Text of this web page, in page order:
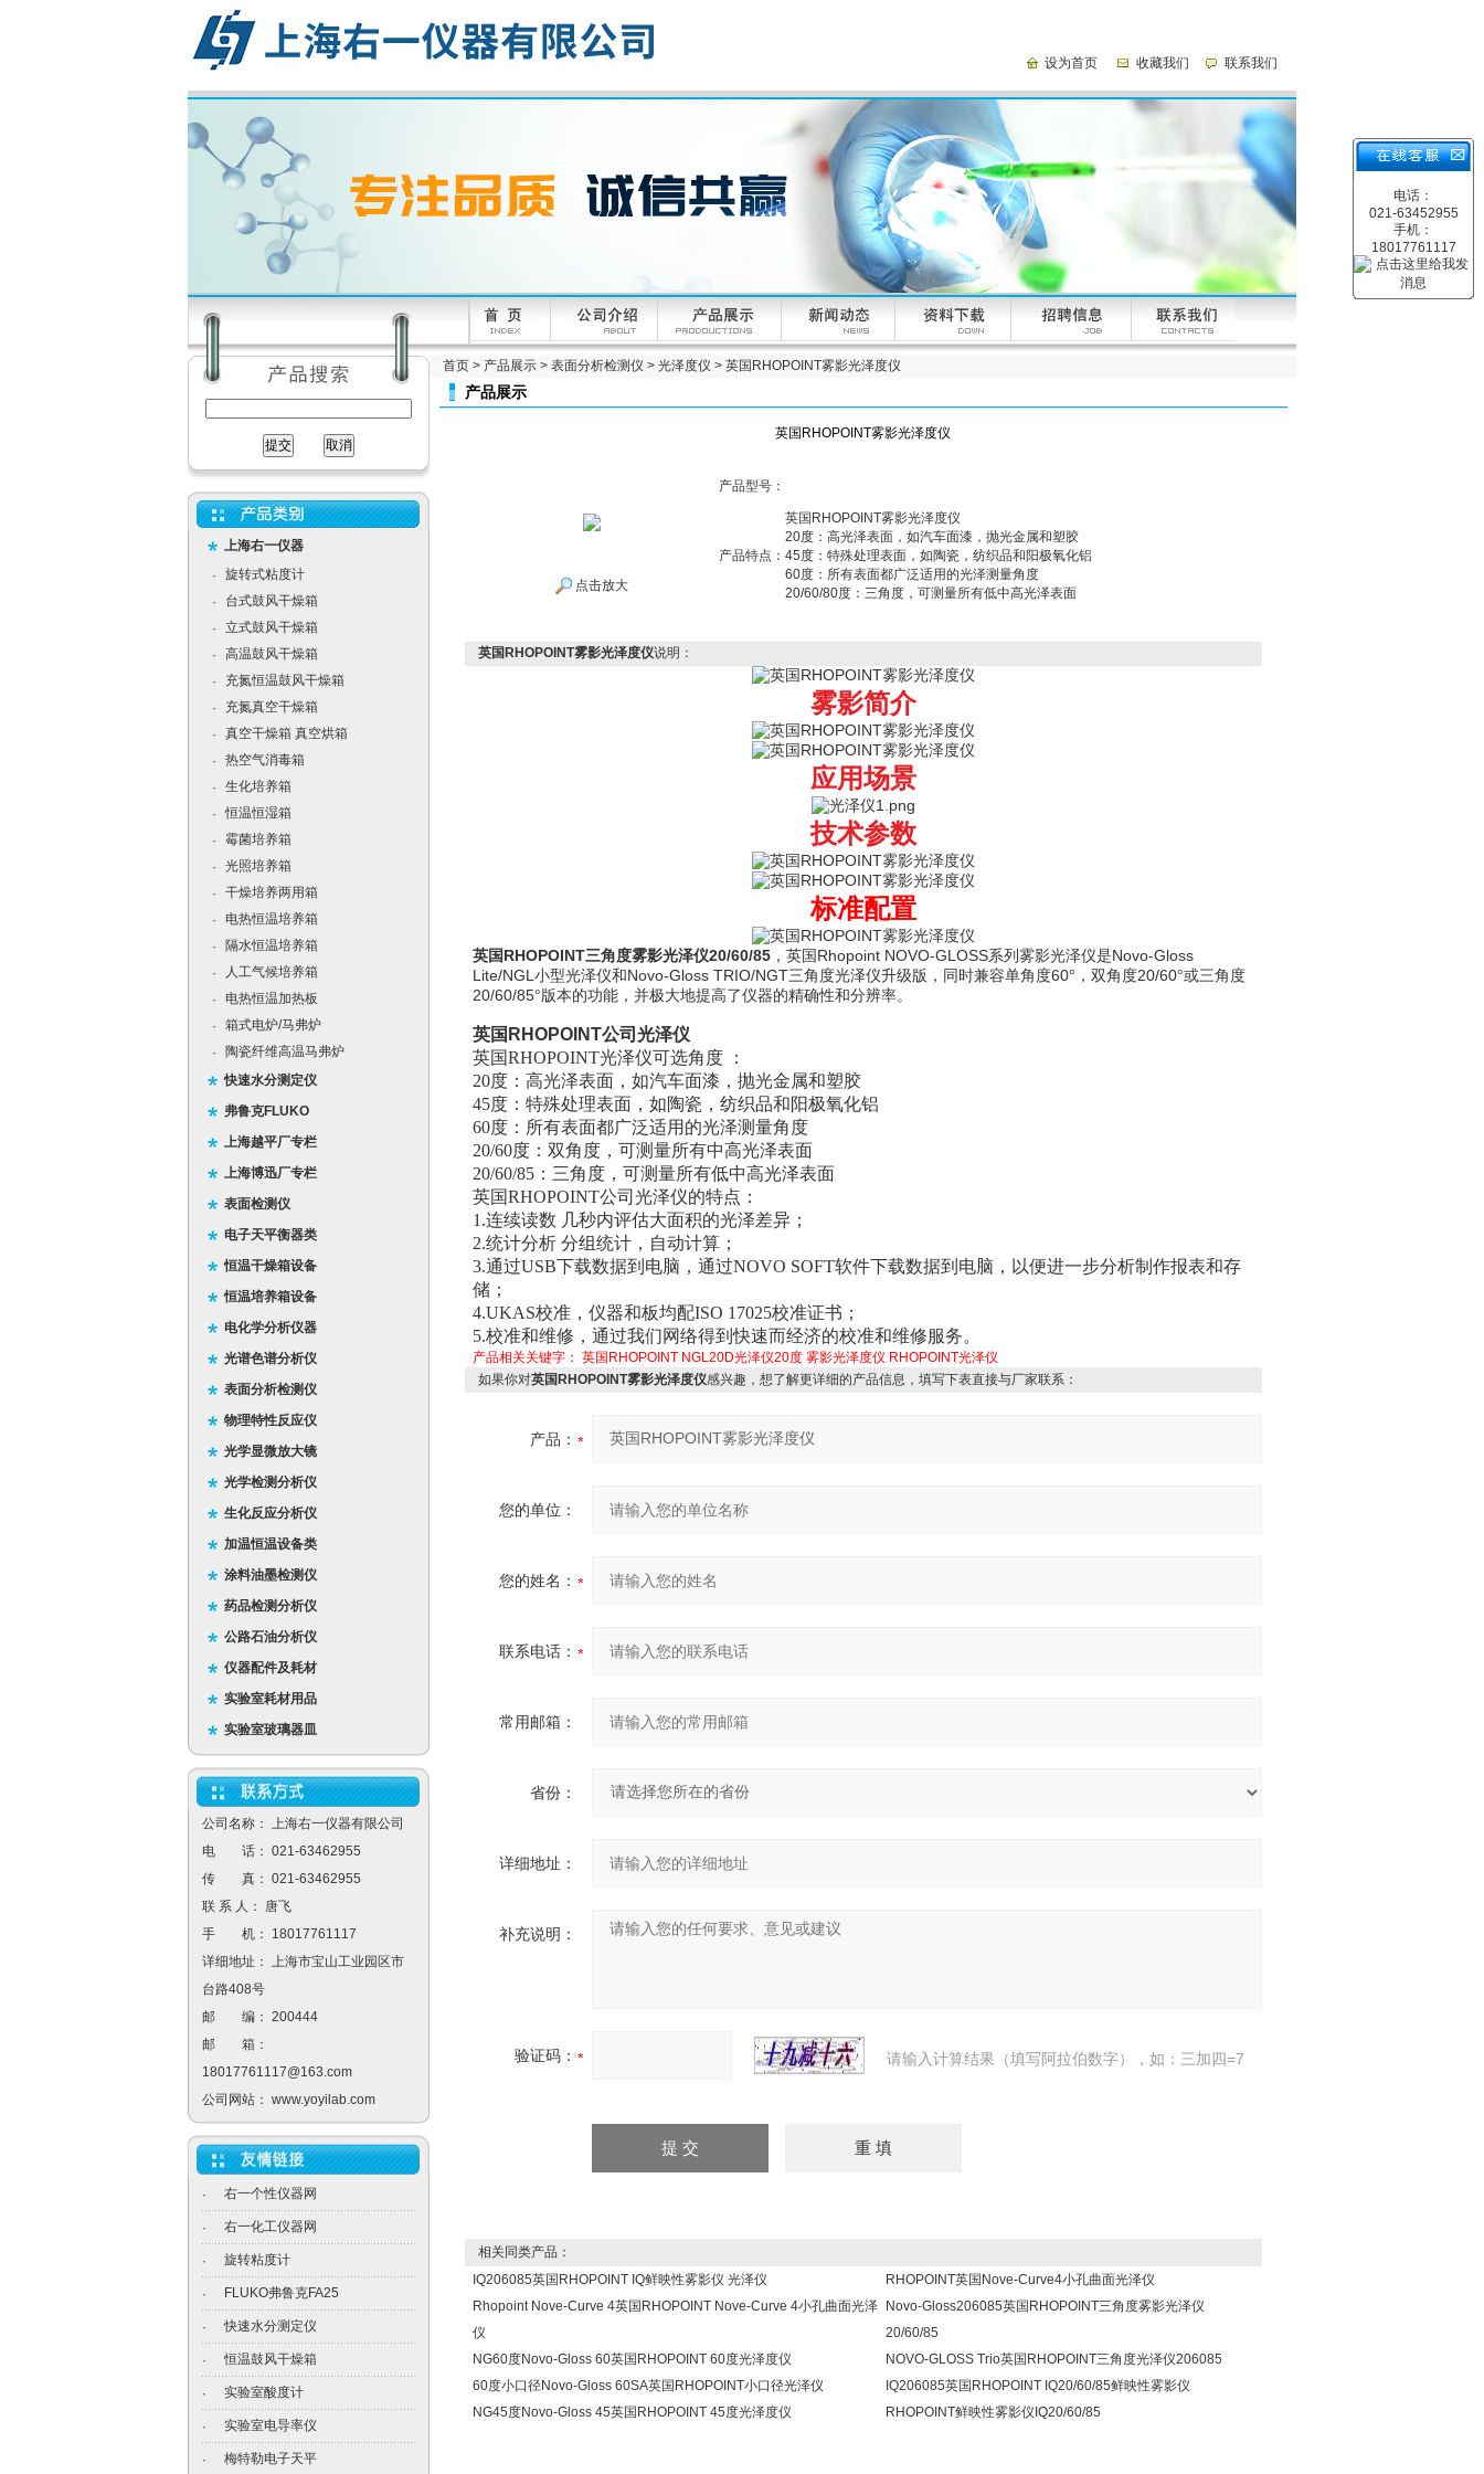
设为首页 收藏我们 联系我们
电话：
021-63452955
手机：
18017761117
上海右一仪器
·
旋转式粘度计
·
台式鼓风干燥箱
·
立式鼓风干燥箱
·
高温鼓风干燥箱
·
充氮恒温鼓风干燥箱
·
充氮真空干燥箱
·
真空干燥箱 真空烘箱
·
热空气消毒箱
·
生化培养箱
·
恒温恒湿箱
·
霉菌培养箱
·
光照培养箱
·
干燥培养两用箱
·
电热恒温培养箱
·
隔水恒温培养箱
·
人工气候培养箱
·
电热恒温加热板
·
箱式电炉/马弗炉
·
陶瓷纤维高温马弗炉
快速水分测定仪
弗鲁克FLUKO
上海越平厂专栏
上海博迅厂专栏
表面检测仪
电子天平衡器类
恒温干燥箱设备
恒温培养箱设备
电化学分析仪器
光谱色谱分析仪
表面分析检测仪
物理特性反应仪
光学显微放大镜
光学检测分析仪
生化反应分析仪
加温恒温设备类
涂料油墨检测仪
药品检测分析仪
公路石油分析仪
仪器配件及耗材
实验室耗材用品
实验室玻璃器皿
公司名称： 上海右一仪器有限公司
电 话： 021-63462955
传 真： 021-63462955
联 系 人： 唐飞
手 机： 18017761117
详细地址： 上海市宝山工业园区市
台路408号
邮 编： 200444
邮 箱：
18017761117@163.com
公司网站： www.yoyilab.com
· 右一个性仪器网
· 右一化工仪器网
· 旋转粘度计
· FLUKO弗鲁克FA25
· 快速水分测定仪
· 恒温鼓风干燥箱
· 实验室酸度计
· 实验室电导率仪
· 梅特勒电子天平
首页 > 产品展示 > 表面分析检测仪 > 光泽度仪 > 英国RHOPOINT雾影光泽度仪
产品展示
英国RHOPOINT雾影光泽度仪
点击放大
产品型号：
产品特点：
英国RHOPOINT雾影光泽度仪
20度：高光泽表面，如汽车面漆，抛光金属和塑胶
45度：特殊处理表面，如陶瓷，纺织品和阳极氧化铝
60度：所有表面都广泛适用的光泽测量角度
20/60/80度：三角度，可测量所有低中高光泽表面
英国RHOPOINT雾影光泽度仪说明：
雾影简介
应用场景
技术参数
标准配置
英国RHOPOINT三角度雾影光泽仪20/60/85 ，英国Rhopoint NOVO-GLOSS系列雾影光泽仪是Novo-Gloss
Lite/NGL小型光泽仪和Novo-Gloss TRIO/NGT三角度光泽仪升级版，同时兼容单角度60°，双角度20/60°或三角度
20/60/85°版本的功能，并极大地提高了仪器的精确性和分辨率。
英国 RHOPOINT公司 光泽仪
英国RHOPOINT光泽仪可选角度 ：
20度：高光泽表面，如汽车面漆，抛光金属和塑胶
45度：特殊处理表面，如陶瓷，纺织品和阳极氧化铝
60度：所有表面都广泛适用的光泽测量角度
20/60度：双角度，可测量所有中高光泽表面
20/60/85：三角度， 可测量所有低中高光泽表面
英国RHOPOINT公司 光泽仪的特点：
1.连续读数 几秒内评估大面积的光泽差异；
2.统计分析 分组统计，自动计算；
3.通过USB下载数据到电脑，通过NOVO SOFT软件下载数据到电脑，以便进一步分析制作报表和存
储；
4.UKAS校准，仪器和板均配ISO 17025校准证书；
5.校准和维修，通过我们网络得到快速而经济的校准和维修服务。
产品相关关键字： 英国RHOPOINT NGL20D光泽仪20度 雾影光泽度仪 RHOPOINT光泽仪
如果你对英国RHOPOINT雾影光泽度仪感兴趣，想了解更详细的产品信息，填写下表直接与厂家联系：
产品：
您的单位：
您的姓名：
联系电话：
常用邮箱：
省份：
详细地址：
补充说明：
验证码： 请输入计算结果（填写阿拉伯数字），如：三加四=7
相关同类产品：
IQ206085英国RHOPOINT IQ鲜映性雾影仪 光泽仪
RHOPOINT英国Nove-Curve4小孔曲面光泽仪
Rhopoint Nove-Curve 4英国RHOPOINT Nove-Curve 4小孔曲面光泽
仪
Novo-Gloss206085英国RHOPOINT三角度雾影光泽仪
20/60/85
NG60度Novo-Gloss 60英国RHOPOINT 60度光泽度仪
NOVO-GLOSS Trio英国RHOPOINT三角度光泽仪206085
60度小口径Novo-Gloss 60SA英国RHOPOINT小口径光泽仪
IQ206085英国RHOPOINT IQ20/60/85鲜映性雾影仪
NG45度Novo-Gloss 45英国RHOPOINT 45度光泽度仪
RHOPOINT鲜映性雾影仪IQ20/60/85